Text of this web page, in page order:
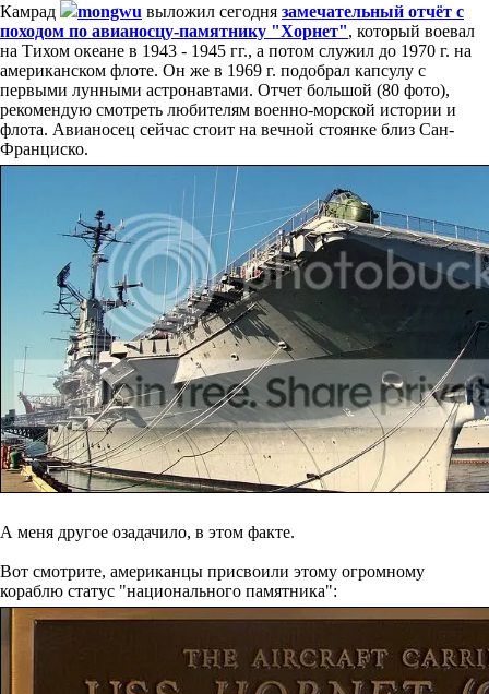
Камрад mongwu выложил сегодня замечательный отчёт с
походом по авианосцу-памятнику "Хорнет", который воевал
на Тихом океане в 1943 - 1945 гг., а потом служил до 1970 г. на
американском флоте. Он же в 1969 г. подобрал капсулу с
первыми лунными астронавтами. Отчет большой (80 фото),
рекомендую смотреть любителям военно-морской истории и
флота. Авианосец сейчас стоит на вечной стоянке близ Сан-
Франциско.
А меня другое озадачило, в этом факте.
Вот смотрите, американцы присвоили этому огромному
кораблю статус "национального памятника":